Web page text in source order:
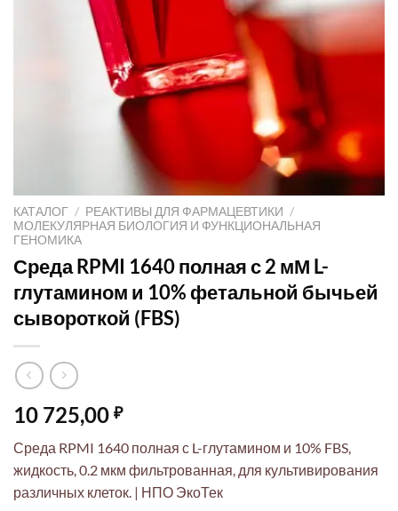
КАТАЛОГ / РЕАКТИВЫ ДЛЯ ФАРМАЦЕВТИКИ /
МОЛЕКУЛЯРНАЯ БИОЛОГИЯ И ФУНКЦИОНАЛЬНАЯ
ГЕНОМИКА
Среда RPMI 1640 полная с 2 мМ L-
глутамином и 10% фетальной бычьей
сывороткой (FBS)
10 725,00 ₽
Среда RPMI 1640 полная с L-глутамином и 10% FBS,
жидкость, 0.2 мкм фильтрованная, для культивирования
различных клеток. | НПО ЭкоТек